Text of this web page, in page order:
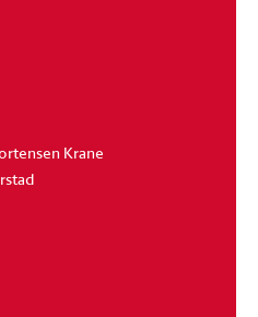
Krane